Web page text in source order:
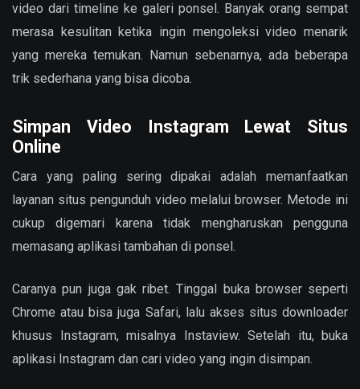
video dari timeline ke galeri ponsel. Banyak orang sempat
merasa kesulitan ketika ingin mengoleksi video menarik
yang mereka temukan. Namun sebenarnya, ada beberapa
trik sederhana yang bisa dicoba.
Simpan Video Instagram Lewat Situs
Online
Cara yang paling sering dipakai adalah memanfaatkan
layanan situs pengunduh video melalui browser. Metode ini
cukup digemari karena tidak mengharuskan pengguna
memasang aplikasi tambahan di ponsel.
Caranya pun juga gak ribet. Tinggal buka browser seperti
Chrome atau bisa juga Safari, lalu akses situs downloader
khusus Instagram, misalnya Instaview. Setelah itu, buka
aplikasi Instagram dan cari video yang ingin disimpan.